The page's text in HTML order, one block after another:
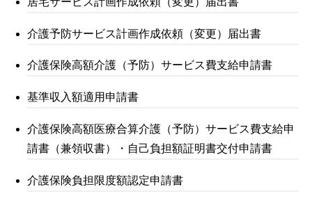
介護予防サービス計画作成依頼（変更）届出書
介護保険高額介護（予防）サービス費支給申請書
基準収入額適用申請書
介護保険高額医療合算介護（予防）サービス費支給申
請書（兼領収書）・自己負担額証明書交付申請書
介護保険負担限度額認定申請書